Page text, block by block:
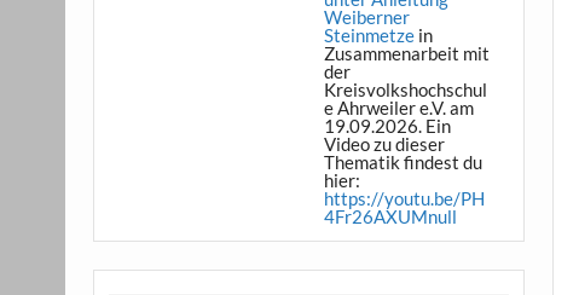
Weiberner
Steinmetze in
Zusammenarbeit mit
der
Kreisvolkshochschul
e Ahrweiler e.V. am
19.09.2026. Ein
Video zu dieser
Thematik findest du
hier:
https://youtu.be/PH
4Fr26AXUMnull